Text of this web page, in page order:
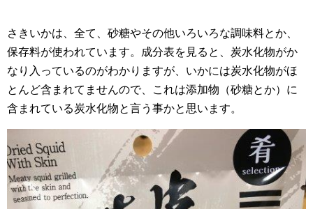
さきいかは、全て、砂糖やその他いろいろな調味料とか、
保存料が使われています。成分表を見ると、炭水化物がか
なり入っているのがわかりますが、いかには炭水化物がほ
とんど含まれてませんので、これは添加物（砂糖とか）に
含まれている炭水化物と言う事かと思います。